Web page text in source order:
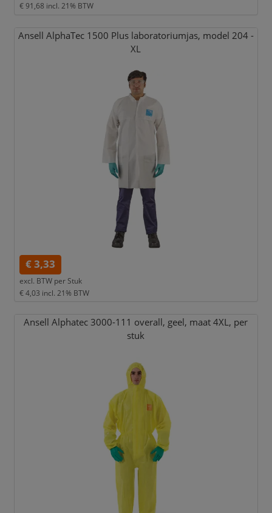
€ 91,68 incl. 21% BTW
Ansell AlphaTec 1500 Plus laboratoriumjas, model 204 -
XL
€ 3,33
excl. BTW per Stuk
€ 4,03 incl. 21% BTW
Ansell Alphatec 3000-111 overall, geel, maat 4XL, per
stuk